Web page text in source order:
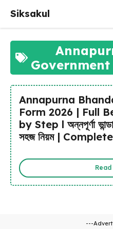
content
Siksakul
Annapurna
Form 2026 | Full
by Step l অন্নপূর্ণা
সহজ নিয়ম |
---